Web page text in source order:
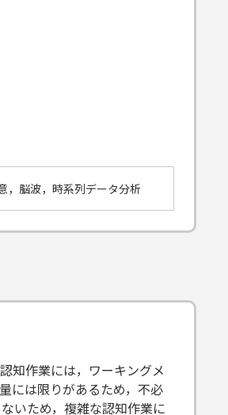
，脳波，時系列データ分析
知作業には，ワーキングメ
には限りがあるため，不必
いため，複雑な認知作業に